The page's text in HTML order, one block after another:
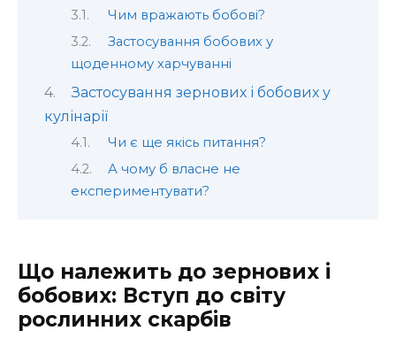
Чим вражають бобові?
Застосування бобових у
щоденному харчуванні
Застосування зернових і бобових у
кулінарії
Чи є ще якісь питання?
А чому б власне не
експериментувати?
Що належить до зернових і
бобових: Вступ до світу
рослинних скарбів